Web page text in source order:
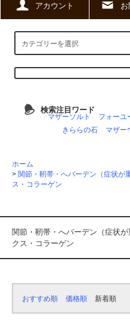
アカウント
検索注目ワード
マザーソルト フォーユ
きららの石
マザー
ホーム
> 関節・靭帯・へバーデン（症状が
ス・コラーゲン
関節・靭帯・へバーデン（症状
クス・コラーゲン
おすすめ順 価格順 新着順